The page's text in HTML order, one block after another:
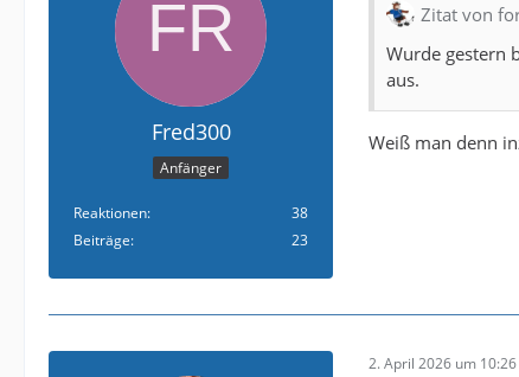
Fred300
Anfänger
Reaktionen
38
Beiträge
23
Zitat von
Wurde gestern
aus.
Weiß man denn
2. April 2026 um 10:26